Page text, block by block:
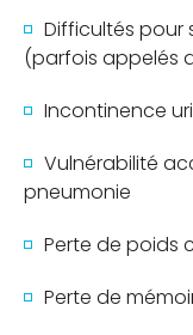
Difficultés pour
(parfois appelés
Incontinence
Vulnérabilité
pneumonie
Perte de poids
Perte de